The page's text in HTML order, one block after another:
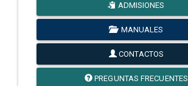
ADMISIONES
MANUALES
CONTACTOS
PREGUNTAS FRECUENTES